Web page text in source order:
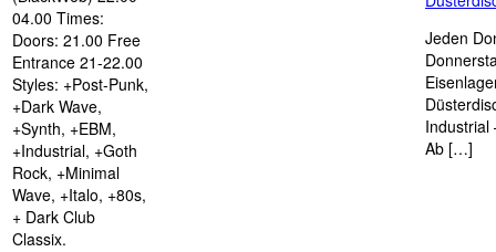
04.00 Times:
Doors: 21.00 Free
Entrance 21-22.00
Styles: +Post-Punk,
+Dark Wave,
+Synth, +EBM,
+Industrial, +Goth
Rock, +Minimal
Wave, +Italo, +80s,
+ Dark Club
Classix.
Jeden
Industrial
Ab […]